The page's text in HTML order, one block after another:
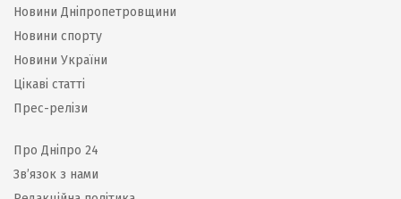
Новини Дніпропетровщини
Новини спорту
Новини України
Цікаві статті
Прес-релізи
Про Дніпро 24
Зв’язок з нами